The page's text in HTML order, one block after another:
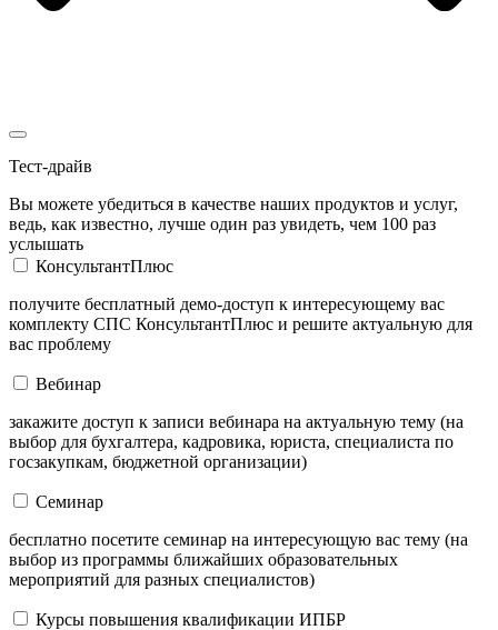
Тест-драйв
Вы можете убедиться в качестве наших продуктов и услуг,
ведь, как известно, лучше один раз увидеть, чем 100 раз
услышать
КонсультантПлюс
получите бесплатный демо-доступ к интересующему вас
комплекту СПС КонсультантПлюс и решите актуальную для
вас проблему
Вебинар
закажите доступ к записи вебинара на актуальную тему (на
выбор для бухгалтера, кадровика, юриста, специалиста по
госзакупкам, бюджетной организации)
Семинар
бесплатно посетите семинар на интересующую вас тему (на
выбор из программы ближайших образовательных
мероприятий для разных специалистов)
Курсы повышения квалификации ИПБР